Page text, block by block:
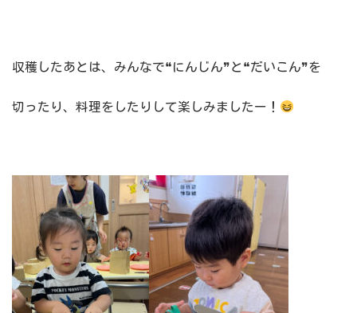
収穫したあとは、みんなで❝にんじん❞と❝だいこん❞を
切ったり、料理をしたりして楽しみましたー！